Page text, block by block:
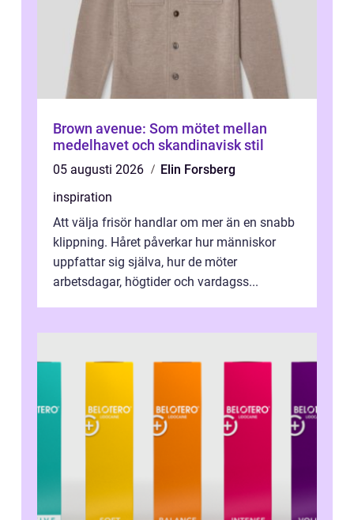
Brown avenue: Som mötet mellan
medelhavet och skandinavisk stil
05 augusti 2026
Elin Forsberg
inspiration
Att välja frisör handlar om mer än en snabb
klippning. Håret påverkar hur människor
uppfattar sig själva, hur de möter
arbetsdagar, högtider och vardagss...